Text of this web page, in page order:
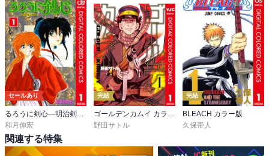
セールあり
和月伸宏
完結
野田サトル
完結
BLEACH カラー版
久保帯人
関連する特集